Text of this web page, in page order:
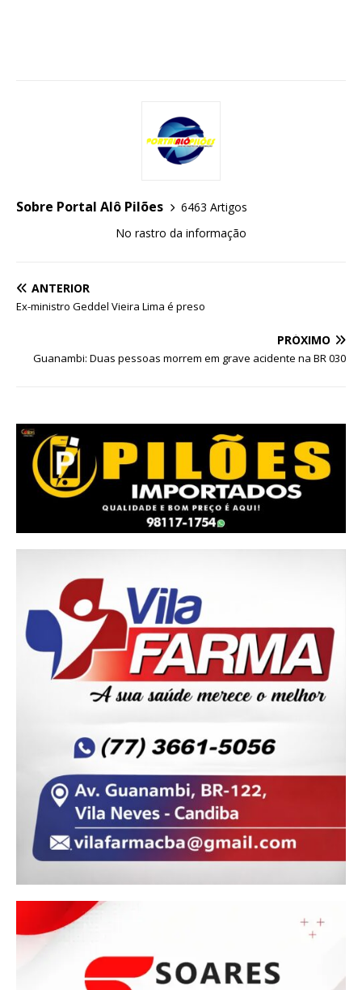
Sobre Portal Alô Pilões
6463 Artigos
No rastro da informação
ANTERIOR
Ex-ministro Geddel Vieira Lima é preso
PRÓXIMO
Guanambi: Duas pessoas morrem em grave acidente na BR 030